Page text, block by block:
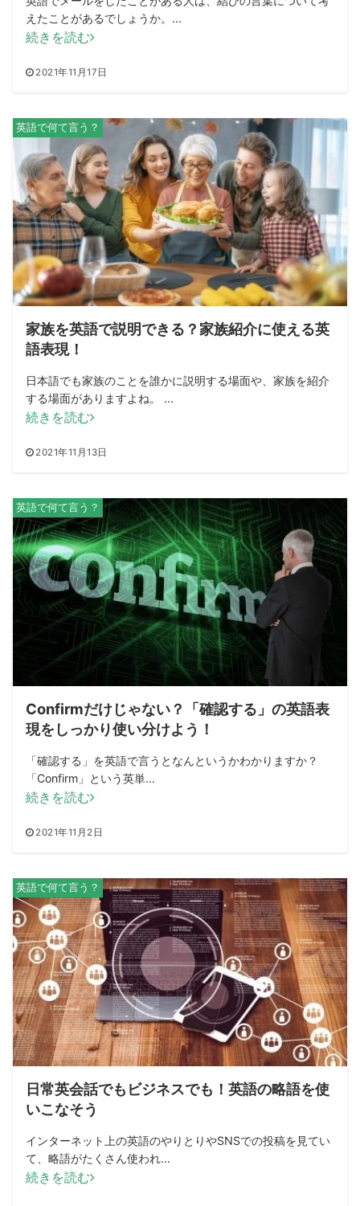
えたことがあるでしょうか。...
2021年11月17日
続きを読む
英語で何て言う？
家族を英語で説明できる？家族紹介に使える英
語表現！
日本語でも家族のことを誰かに説明する場面や、家族を紹介
する場面がありますよね。 ...
2021年11月13日
続きを読む
英語で何て言う？
Confirmだけじゃない？「確認する」の英語表
現をしっかり使い分けよう！
「確認する」を英語で言うとなんというかわかりますか？
「Confirm」という英単...
2021年11月2日
続きを読む
英語で何て言う？
日常英会話でもビジネスでも！英語の略語を使
いこなそう
インターネット上の英語のやりとりやSNSでの投稿を見てい
て、略語がたくさん使われ...
続きを読む